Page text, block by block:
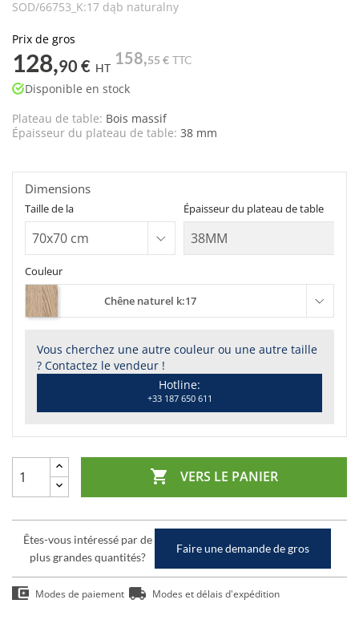
SOD/66753_K:17 dąb naturalny
Prix de gros
128,90 € HT
158,55 € TTC
Disponible en stock
Plateau de table: Bois massif
Épaisseur du plateau de table: 38 mm
Couleur
Chêne naturel k:17
Vous cherchez une autre couleur ou une autre taille
? Contactez le vendeur !
Hotline:
+33 187 650 611
Taille de la Épaisseur du plateau de table
Dimensions
 VERS LE PANIER
Êtes-vous intéressé par de
plus grandes quantités?
Faire une demande de gros
Modes de paiement Modes et délais d'expédition